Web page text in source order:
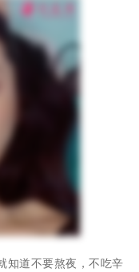
知道不要熬夜，不吃辛